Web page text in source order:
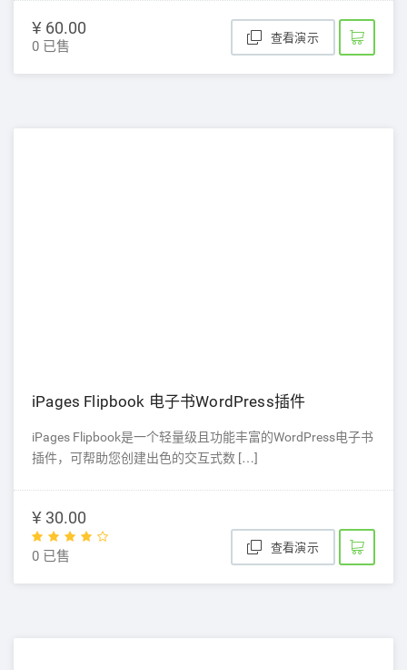
¥ 60.00
0 已售
查看演示
iPages Flipbook 电子书WordPress插件
iPages Flipbook是一个轻量级且功能丰富的WordPress电子书
插件，可帮助您创建出色的交互式数 […]
¥ 30.00
0 已售
查看演示